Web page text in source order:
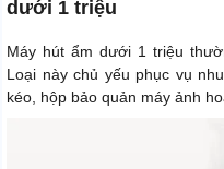
dưới 1 triệu
Máy hút ẩm dưới 1 triệu
Loại này chủ yếu phục vụ
kéo, hộp bảo quản máy ảnh